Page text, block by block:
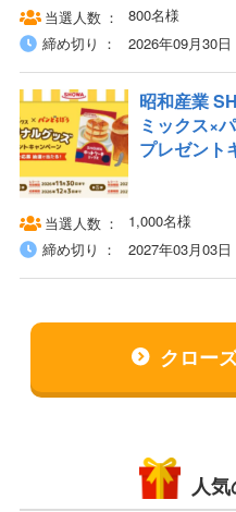
当選人数
800名様
締め切り
2026年09月30日
昭和産業
ミックス×
プレゼント
当選人数
1,000名様
締め切り
2027年03月03日
クロー
人